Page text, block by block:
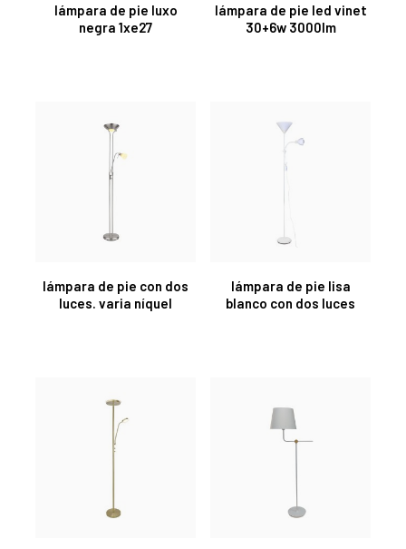
lámpara de pie luxo
negra 1xe27
lámpara de pie led vinet
30+6w 3000lm
lámpara de pie con dos
luces. varia níquel
lámpara de pie lisa
blanco con dos luces